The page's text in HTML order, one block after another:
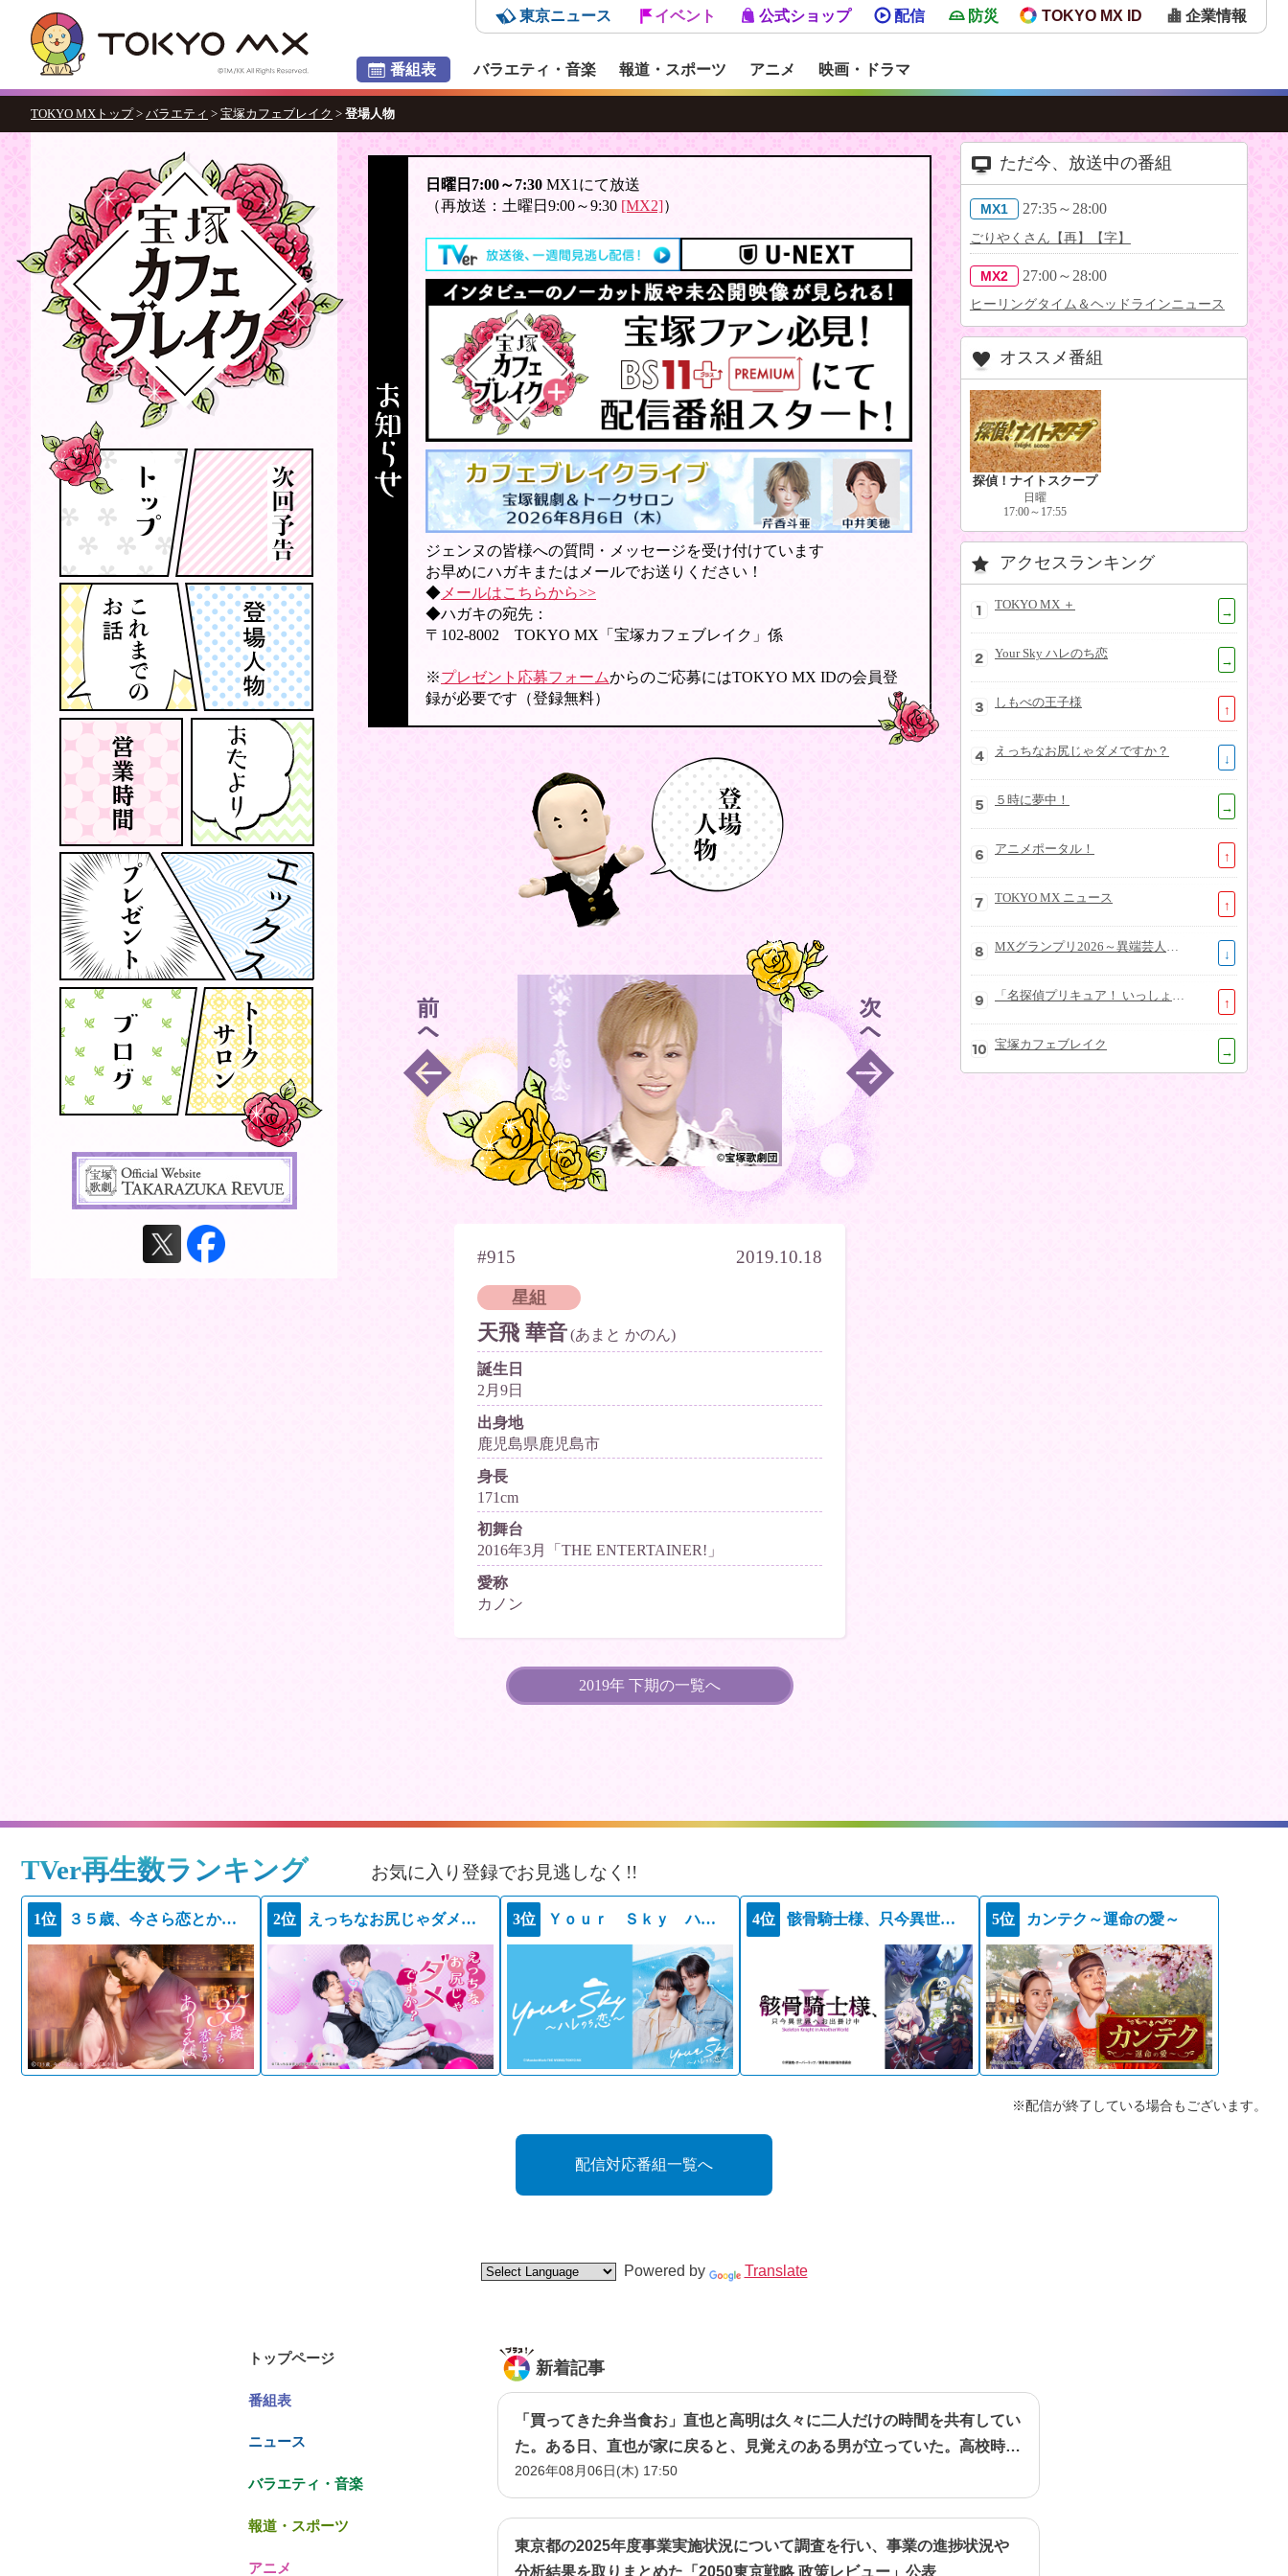
番組表 バラエティ・音楽 報道・スポーツ アニメ 映画・ドラマ
東京ニュース イベント 公式ショップ 配信 防災 TOKYO MX ID 企業情報
TOKYO MXトップ > バラエティ > 宝塚カフェブレイク > 登場人物
日曜日7:00～7:30 MX1にて放送
（再放送：土曜日9:00～9:30 [MX2]）
ジェンヌの皆様への質問・メッセージを受け付けています
お早めにハガキまたはメールでお送りください！
◆ メールはこちらから>>
◆ハガキの宛先：
〒102-8002 TOKYO MX「宝塚カフェブレイク」係
※プレゼント応募フォームからのご応募にはTOKYO MX IDの会員登
録が必要です（登録無料）
#915 2019.10.18
星組
天飛 華音 (あまと かのん)
誕生日
2月9日
出身地
鹿児島県鹿児島市
身長
171cm
初舞台
2016年3月「THE ENTERTAINER!」
愛称
カノン
2019年 下期の一覧へ
ただ今、放送中の番組
MX1 27:35～28:00
ごりやくさん【再】【字】
MX2 27:00～28:00
ヒーリングタイム＆ヘッドラインニュース
オススメ番組
探偵！ナイトスクープ
日曜
17:00～17:55
アクセスランキング
TOKYO MX ＋
→
Your Sky ハレのち恋
→
しもべの王子様
↑
えっちなお尻じゃダメですか？
↓
５時に夢中！
→
アニメポータル！
↑
TOKYO MX ニュース
↑
↓
↑
宝塚カフェブレイク
→
TVer再生数ランキング お気に入り登録でお見逃しなく!!
1位 ３５歳、今さら恋とかありえない 2位 えっちなお尻じゃダメですか？ 3位 Ｙｏｕｒ Ｓｋｙ ハレのち恋 4位 骸骨騎士様、只今異世界へお出掛け中ＩＩ 5位 カンテク～運命の愛～
※配信が終了している場合もございます。
配信対応番組一覧へ
Powered by Translate
トップページ
番組表
ニュース
バラエティ・音楽
報道・スポーツ
アニメ
新着記事
「買ってきた弁当食お」直也と高明は久々に二人だけの時間を共有してい
た。ある日、直也が家に戻ると、見覚えのある男が立っていた。高校時代
に取り巻きだった男・立木だ―
2026年08月06日(木) 17:50
東京都の2025年度事業実施状況について調査を行い、事業の進捗状況や
分析結果を取りまとめた「2050東京戦略 政策レビュー」公表